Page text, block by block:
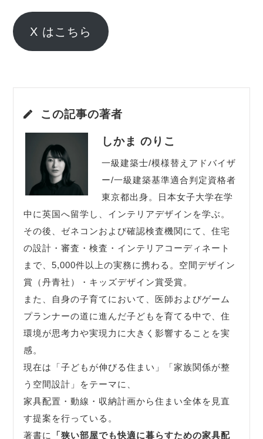
X はこちら
この記事の著者
しかま のりこ
一級建築士/模様替えアドバイザ
ー/一級建築基準適合判定資格者
東京都出身。日本女子大学在学
中に英国へ留学し、インテリアデザインを学ぶ。
その後、ゼネコンおよび確認検査機関にて、住宅
の設計・審査・検査・インテリアコーディネート
まで、5,000件以上の実務に携わる。空間デザイン
賞（丹青社）・キッズデザイン賞受賞。
また、自身の子育てにおいて、医師およびゲーム
プランナーの道に進んだ子どもを育てる中で、住
環境が思考力や実現力に大きく影響することを実
感。
現在は「子どもが伸びる住まい」「家族関係が整
う空間設計」をテーマに、
家具配置・動線・収納計画から住まい全体を見直
す提案を行っている。
著書に
「狭い部屋でも快適に暮らすための家具配